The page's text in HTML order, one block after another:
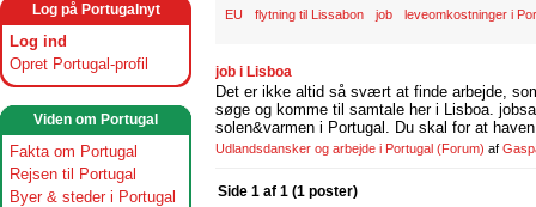
Log på Portugalnyt
Log ind
Opret Portugal-profil
Viden om Portugal
Fakta om Portugal
Rejsen til Portugal
Byer & steder i Portugal
EU flytning til Lissabon job leveomkostninger i
job i Lisboa
Det er ikke altid så svært at finde arbejde,
søge og komme til samtale her i Lisboa.
solen&varmen i Portugal. Du skal for at
Udlandsdansker og arbejde i Portugal (Forum) af
Side 1 af 1 (1 poster)